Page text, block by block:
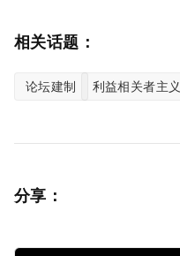
相关话题：
论坛建制 利益相关者主义
分享：